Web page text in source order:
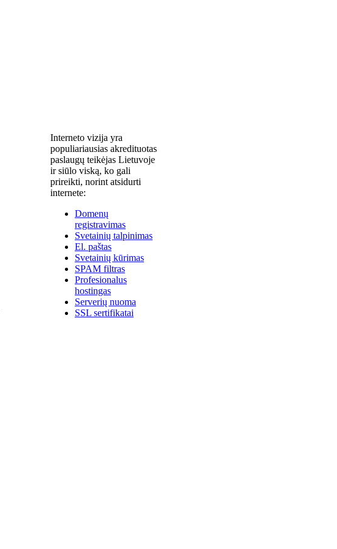
Interneto vizija yra
populiariausias akredituotas
paslaugų teikėjas Lietuvoje
ir siūlo viską, ko gali
prireikti, norint atsidurti
internete:
Domenų
registravimas
Svetainių talpinimas
El. paštas
Svetainių kūrimas
SPAM filtras
Profesionalus
hostingas
Serverių nuoma
SSL sertifikatai